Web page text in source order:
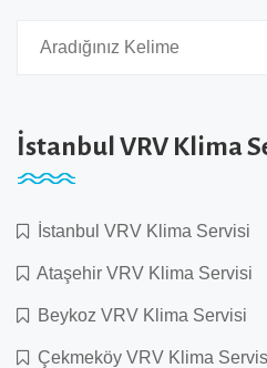
İstanbul VRV Klima
İstanbul VRV Klima Servisi
Ataşehir VRV Klima Servisi
Beykoz VRV Klima Servisi
Çekmeköy VRV Klima